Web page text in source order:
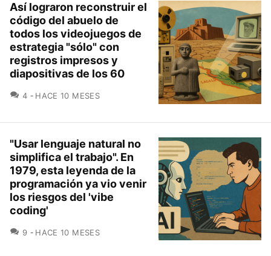
Así lograron reconstruir el
código del abuelo de
todos los videojuegos de
estrategia "sólo" con
registros impresos y
diapositivas de los 60
4 COMENTARIOS
HACE 10 MESES
"Usar lenguaje natural no
simplifica el trabajo". En
1979, esta leyenda de la
programación ya vio venir
los riesgos del 'vibe
coding'
9 COMENTARIOS
HACE 10 MESES